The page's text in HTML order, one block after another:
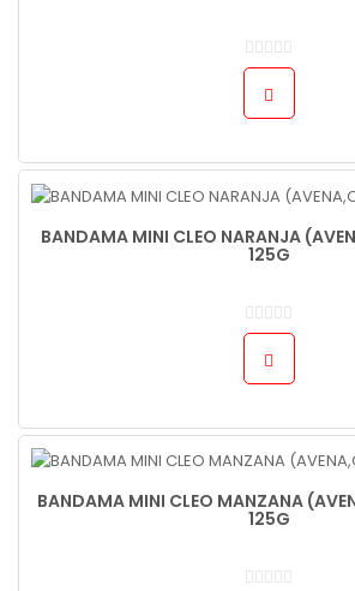
BANDAMA MINI CLEO NARANJA
125G
BANDAMA MINI CLEO MANZANA
125G